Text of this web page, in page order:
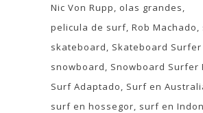
Nic Von Rupp
olas grandes
pelicula de surf Rob Machado
skateboard
Skateboard Surfer
snowboard
Snowboard Surfer
Surf Adaptado
Surf en
surf en hossegor surf en